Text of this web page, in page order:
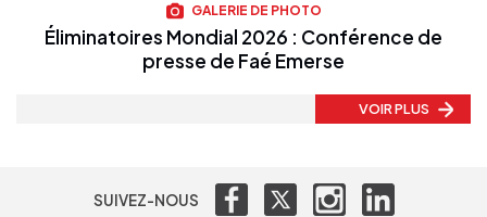
GALERIE DE PHOTO
Éliminatoires Mondial 2026 : Conférence de
presse de Faé Emerse
VOIR PLUS
SUIVEZ-NOUS